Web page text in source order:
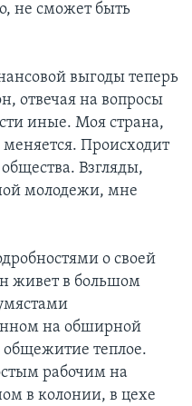
не сможет быть
выгоды теперь
отвечая на вопросы
иные. Моя страна,
Происходит
Взгляды,
молодежи, мне
о своей
живет в большом
на обширной
общежитие теплое.
рабочим на
в колонии, в цехе